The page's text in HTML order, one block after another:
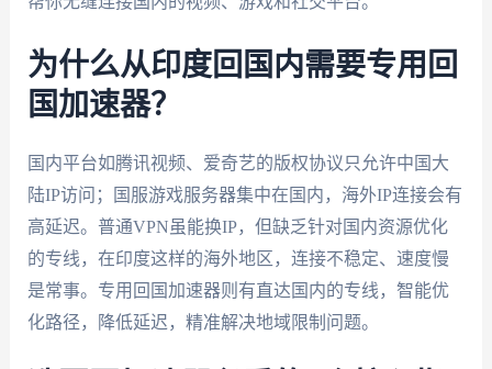
为什么从印度回国内需要专用回
国加速器？
国内平台如腾讯视频、爱奇艺的版权协议只允许中国大
陆IP访问；国服游戏服务器集中在国内，海外IP连接会有
高延迟。普通VPN虽能换IP，但缺乏针对国内资源优化
的专线，在印度这样的海外地区，连接不稳定、速度慢
是常事。专用回国加速器则有直达国内的专线，智能优
化路径，降低延迟，精准解决地域限制问题。